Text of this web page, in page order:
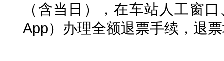
（含当日），在车站人工窗
App）办理全额退票手续，退